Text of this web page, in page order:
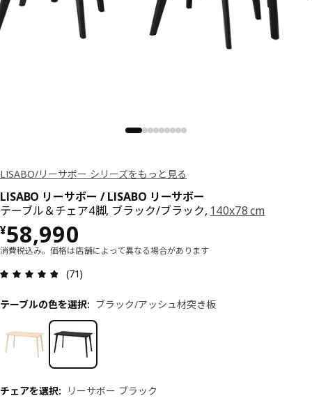
LISABO/リーサボー シリーズをもっと見る
LISABO リーサボー / LISABO リーサボー
テーブル＆チェア4脚, ブラック/ブラック, 140x78 cm
¥58,990
価格 ¥ 58990
消費税込み。価格は店舗によって異なる場合があります
(71)
テーブルの色を選択: ブラック/アッシュ材突き板
チェアを選択: リーサボー ブラック